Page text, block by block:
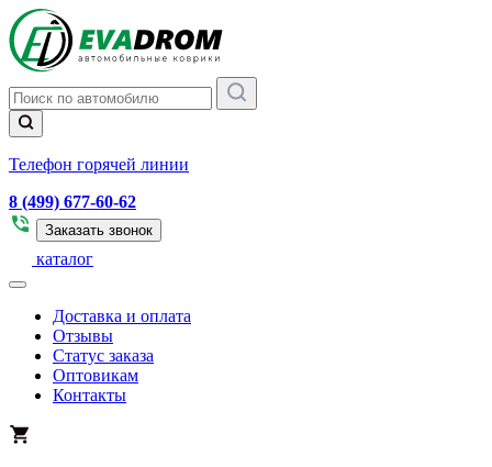
Телефон горячей линии
8 (499) 677-60-62
Заказать звонок
каталог
Доставка и оплата
Отзывы
Статус заказа
Оптовикам
Контакты